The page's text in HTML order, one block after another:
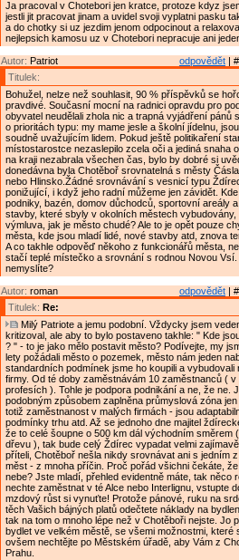
Ja pracoval v Chotebori jen kratce, protoze kdyz
jestli jit pracovat jinam a uvidel svoji vyplatni pasku
a do chotky si uz jezdim jenom odpocinout a
nejlepsich kamosu uz v Chotebori nepracuje ani
odpovědět |
Autor: Patriot
Titulek:
Bohužel, nelze než souhlasit, 90 % příspěvků se
pravdivé. Současní mocní na radnici opravdu pro
obyvatel neudělali zhola nic a trapná vyjádření pánů
o prioritách typu: my mame jesle a školní jídelnu,
soudně uvažujícím lidem. Pokud ještě politikaření
místostarostce nezaslepilo zcela oči a jediná snaha
na kraji nezabrala všechen čas, bylo by dobré si
donedávna byla Chotěboř srovnatelná s městy
nebo Hlinsko.Žádné srovnávání s vesnicí typu
ponižující, i když jeho radní můžeme jen závidět.
podniky, bazén, domov důchodců, sportovní areály
stavby, které sbyly v okolních městech vybudovány,
výmluva, jak je město chudé? Ale to je opět pouze
města, kde jsou mladí lidé, nové stavby atd, znova
A co takhle odpověď někoho z funkcionářů města,
stačí teplé místečko a srovnání s rodnou Novou Vsí.
nemyslíte?
odpovědět |
Autor: roman
Titulek: Re:
Milý Patriote a jemu podobní. Vždycky jsem
kritizoval, ale aby to bylo postaveno takhle: " Kde
? " - to je jako mělo postavit město? Podívejte, my
lety požádali město o pozemek, město nám jeden
standardních podmínek jsme ho koupili a vybudovali
firmy. Od té doby zaměstnávám 10 zaměstnanců (
profesích ). Tohle je podpora podnikání a ne, že ne.
podobným způsobem zaplněna průmyslová zóna
totiž zaměstnanost v malých firmách - jsou
podmínky trhu atd. Až se jednoho dne majitel
že to celé šoupne o 500 km dál východním směrem
dřevu ), tak bude celý Ždírec vypadat velmi
příteli, Chotěboř nešla nikdy srovnávat ani s jedním
měst - z mnoha příčin. Proč pořád všichni čekáte,
nebe? Jste mladí, přehled evidentně máte, tak něco
nechte zaměstnat v té Alce nebo Interlignu, vstupte
mzdový růst si vynuťte! Protože pánové, ruku na
těch Vašich bájných platů odečtete náklady na
tak na tom o mnoho lépe než v Chotěboři nejste. Jo
bydlet ve velkém městě, se všemi možnostmi, které
ovšem nechtějte po Městském úřadě, aby Vám z
Prahu.